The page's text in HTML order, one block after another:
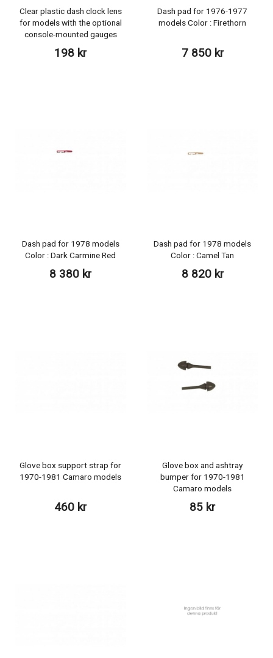
Clear plastic dash clock lens
for models with the optional
console-mounted gauges
198 kr
Dash pad for 1976-1977
models Color : Firethorn
7 850 kr
Dash pad for 1978 models
Color : Dark Carmine Red
8 380 kr
Dash pad for 1978 models
Color : Camel Tan
8 820 kr
Glove box support strap for
1970-1981 Camaro models
460 kr
Glove box and ashtray
bumper for 1970-1981
Camaro models
85 kr